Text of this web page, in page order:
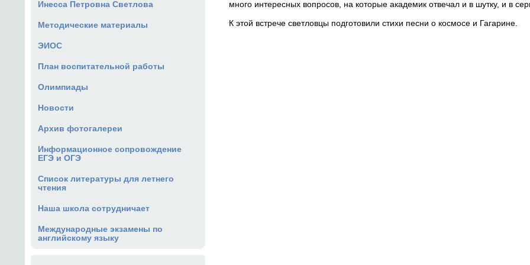
Инесса Петровна Светлова
Методические материалы
ЭИОС
План воспитательной работы
Олимпиады
Новости
Архив фотогалереи
Информационное сопровождение
ЕГЭ и ОГЭ
Список литературы для летнего
чтения
Наша школа сотрудничает
Международные экзамены по
английскому языку
много интересных вопросов, на которые академик отвечал и в шутку, и в
К этой встрече светловцы подготовили стихи песни о космосе и Гагарине.